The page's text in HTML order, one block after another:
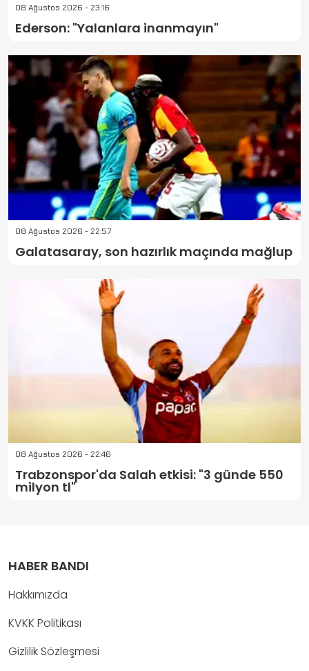
08 Ağustos 2026 - 23:16
Ederson: "Yalanlara inanmayın"
08 Ağustos 2026 - 22:57
Galatasaray, son hazırlık maçında mağlup
08 Ağustos 2026 - 22:46
Trabzonspor'da Salah etkisi: "3 günde 550
milyon tl"
HABER BANDI
Hakkımızda
KVKK Politikası
Gizlilik Sözleşmesi